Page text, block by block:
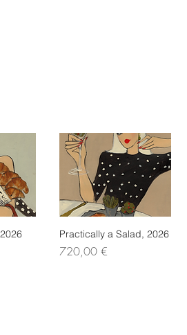
Schnellansicht
Practically a Salad, 2026
Preis
720,00 €